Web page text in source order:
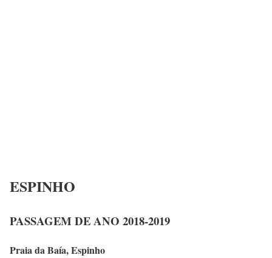
ESPINHO
PASSAGEM DE ANO 2018-2019
Praia da Baía, Espinho